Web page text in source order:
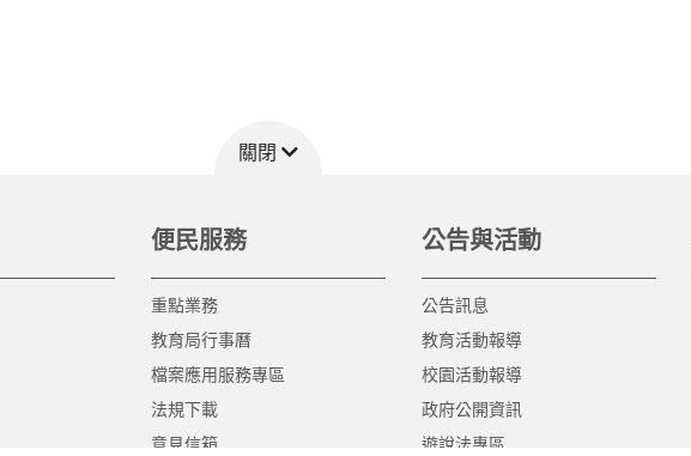
關閉
便民服務
重點業務
教育局行事曆
檔案應用服務專區
法規下載
意見信箱
公告與活動
公告訊息
教育活動報導
校園活動報導
政府公開資訊
遊說法專區